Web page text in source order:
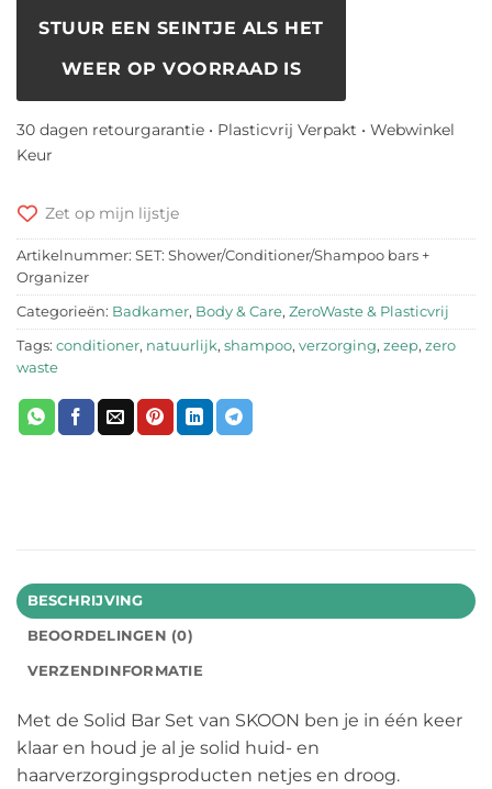
STUUR EEN SEINTJE ALS HET
WEER OP VOORRAAD IS
30 dagen retourgarantie • Plasticvrij Verpakt • Webwinkel
Keur
Zet op mijn lijstje
Artikelnummer: SET: Shower/Conditioner/Shampoo bars +
Organizer
Categorieën: Badkamer, Body & Care, ZeroWaste & Plasticvrij
Tags: conditioner, natuurlijk, shampoo, verzorging, zeep, zero
waste
BESCHRIJVING
BEOORDELINGEN (0)
VERZENDINFORMATIE
Met de Solid Bar Set van SKOON ben je in één keer
klaar en houd je al je solid huid- en
haarverzorgingsproducten netjes en droog.